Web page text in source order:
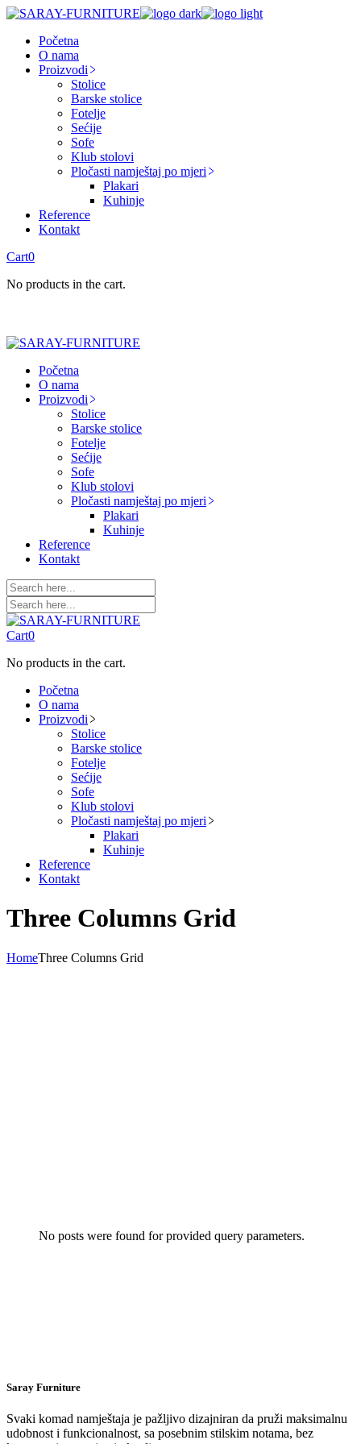
Skip
content
Početna
O nama
Proizvodi
Stolice
Barske stolice
Fotelje
Sećije
Sofe
Klub stolovi
Pločasti namještaj po mjeri
Plakari
Kuhinje
Reference
Kontakt
Cart0
No products in the cart.
Početna
O nama
Proizvodi
Stolice
Barske stolice
Fotelje
Sećije
Sofe
Klub stolovi
Pločasti namještaj po mjeri
Plakari
Kuhinje
Reference
Kontakt
Cart0
No products in the cart.
Početna
O nama
Proizvodi
Stolice
Barske stolice
Fotelje
Sećije
Sofe
Klub stolovi
Pločasti namještaj po mjeri
Plakari
Kuhinje
Reference
Kontakt
Three Columns Grid
HomeThree Columns Grid
No posts were found for provided query parameters.
Saray Furniture
Svaki komad namještaja je pažljivo dizajniran da pruži maksimalnu
udobnost i funkcionalnost, sa posebnim stilskim notama, bez